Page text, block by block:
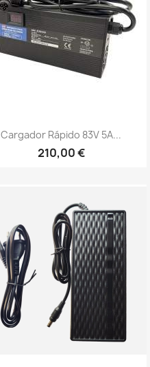
Cargador Rápido 83V 5A...
210,00 €